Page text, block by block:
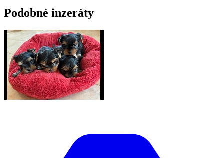
Podobné inzeráty